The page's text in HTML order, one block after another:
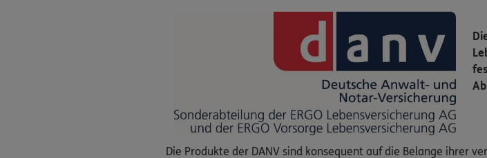
Die Produkte der DANV sind konsequent auf die Belange ihrer